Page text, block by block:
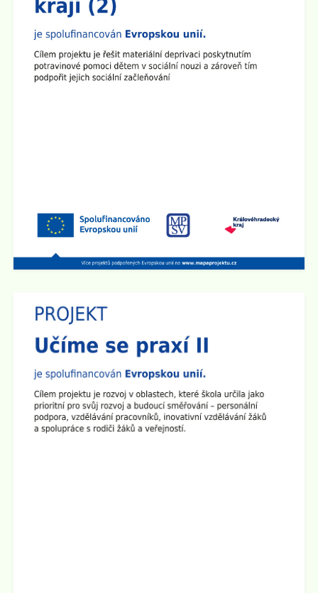
Zveřejněno: 8.9.2025
Plenární schůze SRPŠ
Dne 15.9. 2025 v 15:30 hod se v učebně 8.A na 2.
stupni školy koná Plenární schůze SRPŠ.
Schůzka pro rodiče budoucích prvňáčků
Rodičovská schůzka se uskuteční v úterý 3.6. 2025 v
15:30 hod v učebně 2.B na 1. stupni školy.
Den otevřených dveří na 2. stupni školy
Dne 29.4. od 15:00 do 17:30 hod zveme všechny
rodiče a přátele školy naDen otevřených dveří na 2.
stupni
. Ve třídách budou připraveny různé prezentace a
ukázky pomůcek. Den otevřených dveří chceme
zakončit společným opékáním na školním dvoře.
Všichni jste srdečně zváni!